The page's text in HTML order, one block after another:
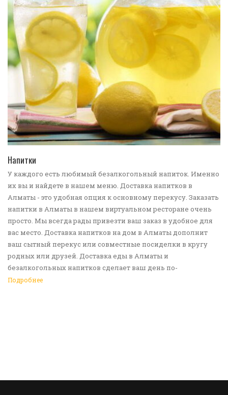
Напитки
У каждого есть любимый безалкогольный напиток. Именно
их вы и найдете в нашем меню. Доставка напитков в
Алматы - это удобная опция к основному перекусу. Заказать
напитки в Алматы в нашем виртуальном ресторане очень
просто. Мы всегда рады привезти ваш заказ в удобное для
вас место. Доставка напитков на дом в Алматы дополнит
ваш сытный перекус или совместные посиделки в кругу
родных или друзей. Доставка еды в Алматы и
безалкогольных напитков сделает ваш день по-
настоящему ярким и беззаботным. Обращайтесь к нам за
Подробнее